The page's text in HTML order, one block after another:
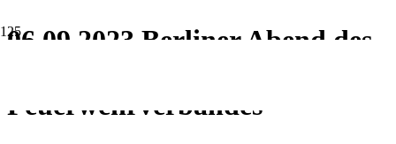
06.09.2023 Berliner Abend des
Feuerwehrverbandes